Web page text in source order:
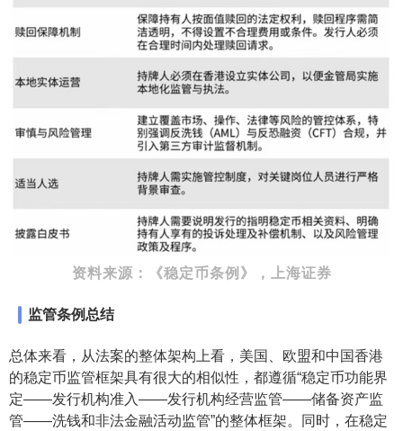
资料来源：《稳定币条例》，上海证券
监管条例总结
总体来看，从法案的整体架构上看，美国、欧盟和中国香港
的稳定币监管框架具有很大的相似性，都遵循“稳定币功能界
定——发行机构准入——发行机构经营监管——储备资产监
管——洗钱和非法金融活动监管”的整体框架。同时，在稳定